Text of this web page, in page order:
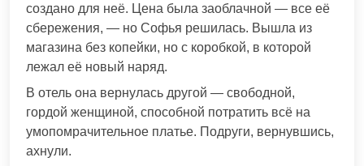
создано для неё. Цена была заоблачной — все её
сбережения, — но Софья решилась. Вышла из
магазина без копейки, но с коробкой, в которой
лежал её новый наряд.
В отель она вернулась другой — свободной,
гордой женщиной, способной потратить всё на
умопомрачительное платье. Подруги, вернувшись,
ахнули.